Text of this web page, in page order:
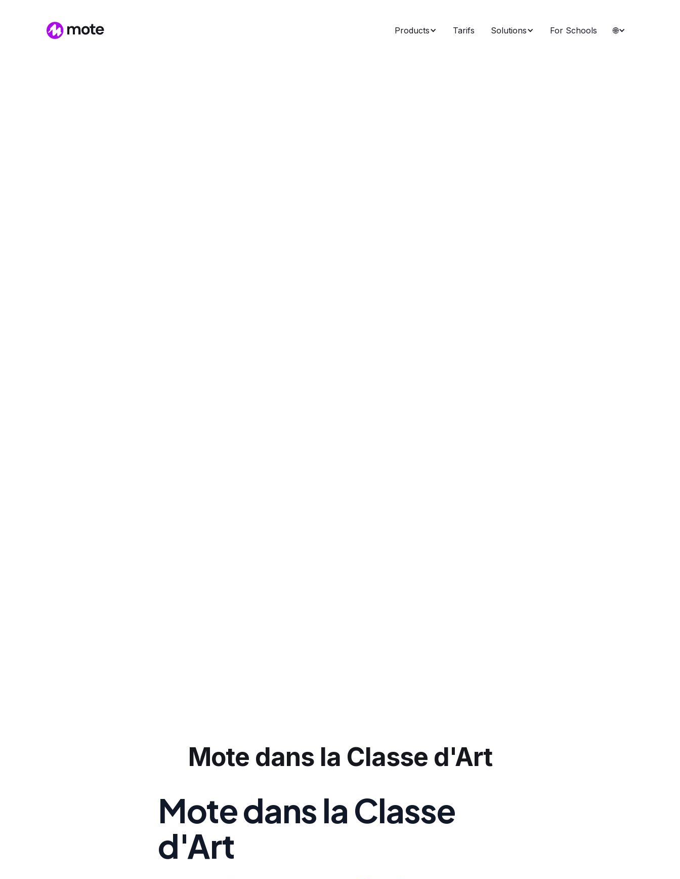
Products Tarifs Solutions For Schools 🌐
Mote dans la Classe d'Art
Mote dans la Classe
d'Art